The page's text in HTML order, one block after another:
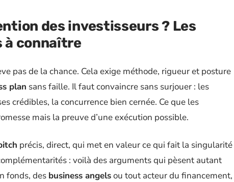
des investisseurs ? Les
à connaître
pas de la chance. Cela exige méthode, rigueur et posture
plan sans faille. Il faut convaincre sans surjouer : les
crédibles, la concurrence bien cernée. Ce que les
mais la preuve d’une exécution possible.
précis, direct, qui met en valeur ce qui fait la singularité
: voilà des arguments qui pèsent autant
fonds, des business angelsou tout acteur du financement,